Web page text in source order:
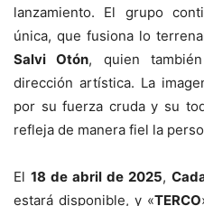
lanzamiento. El grupo
única, que fusiona lo
Salvi Otón, quien
dirección artística. La
por su fuerza cruda y su
refleja de manera fiel la
El 18 de abril de 2025,
estará disponible, y «TERCO